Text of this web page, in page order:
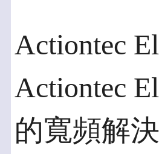
Actiontec
Actiontec
的寬頻解